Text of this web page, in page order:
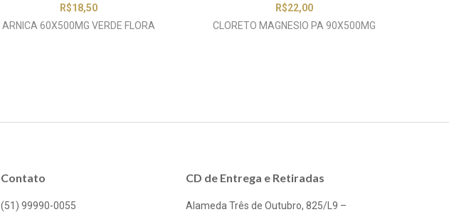
R$18,50
ARNICA 60X500MG VERDE FLORA
R$22,00
CLORETO MAGNESIO PA 90X500MG
Contato
(51) 99990-0055
CD de Entrega e Retiradas
Alameda Três de Outubro, 825/L9 –